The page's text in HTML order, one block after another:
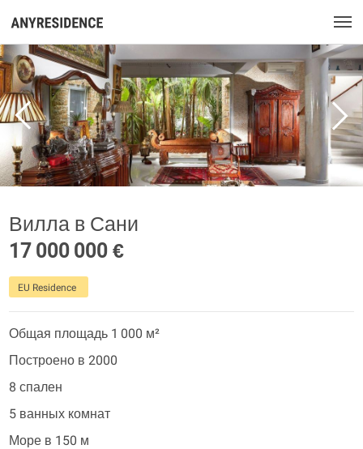
Вилла в Сани
17 000 000 €
EU Residence
Общая площадь 1 000 м²
Построено в 2000
8 спален
5 ванных комнат
Море в 150 м